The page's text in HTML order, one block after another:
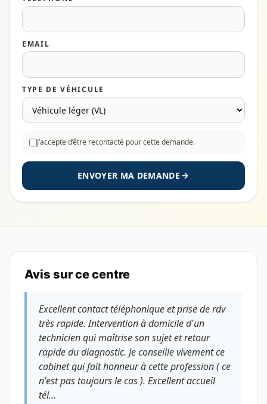
EMAIL
TYPE DE VÉHICULE
J’accepte d’être recontacté pour cette demande.
ENVOYER MA DEMANDE
Avis sur ce centre
Excellent contact téléphonique et prise de rdv
très rapide. Intervention à domicile d'un
technicien qui maîtrise son sujet et retour
rapide du diagnostic. Je conseille vivement ce
cabinet qui fait honneur à cette profession ( ce
n'est pas toujours le cas ). Excellent accueil
tél...